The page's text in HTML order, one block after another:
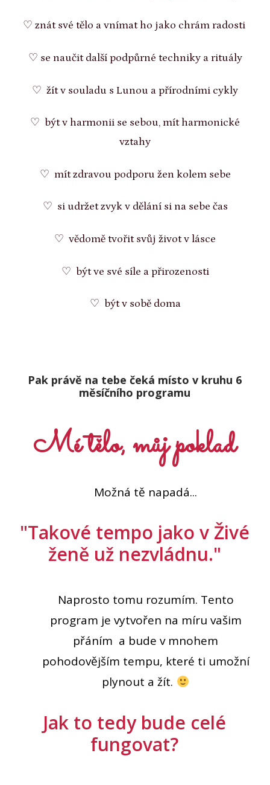
♡ znát své tělo a vnímat ho jako chrám radosti
♡ se naučit další podpůrné techniky a rituály
♡ žít v souladu s Lunou a přírodními cykly
♡ být v harmonii se sebou, mít harmonické
vztahy
♡ mít zdravou podporu žen kolem sebe
♡ si udržet zvyk v dělání si na sebe čas
♡ vědomě tvořit svůj život v lásce
♡ být ve své síle a přirozenosti
♡ být v sobě doma
Pak právě na tebe čeká místo v kruhu 6
měsíčního programu
Mé tělo, můj poklad
Možná tě napadá...
"Takové tempo jako v Živé
ženě už nezvládnu."
Naprosto tomu rozumím. Tento
program je vytvořen na míru vašim
přáním a bude v mnohem
pohodovějším tempu, které ti umožní
plynout a žít.
Jak to tedy bude celé
fungovat?